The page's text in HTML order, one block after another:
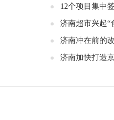
12个项目集中
济南超市兴起“
济南冲在前的
济南加快打造